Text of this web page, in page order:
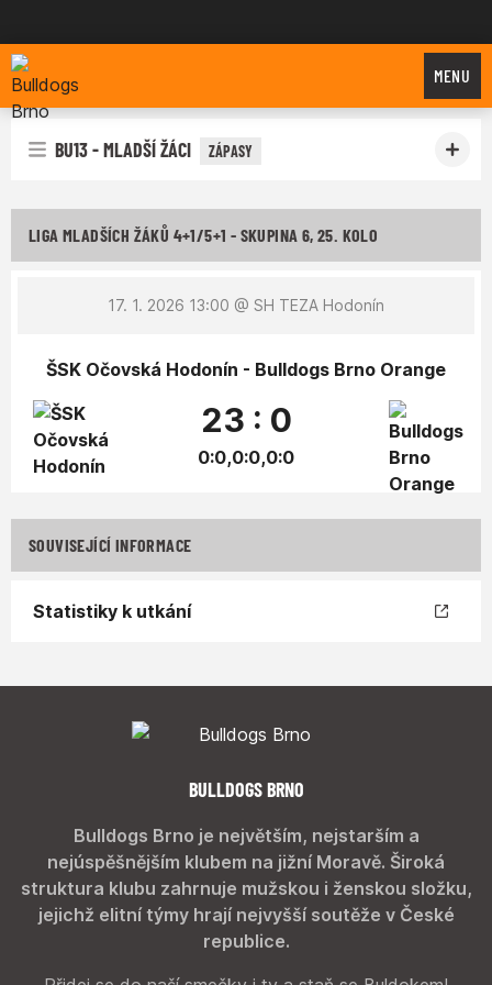
Bulldogs Brno
MENU
BU13 - MLADŠÍ ŽÁCI ZÁPASY
LIGA MLADŠÍCH ŽÁKŮ 4+1/5+1 - SKUPINA 6, 25. KOLO
17. 1. 2026 13:00 @ SH TEZA Hodonín
ŠSK Očovská Hodonín - Bulldogs Brno Orange
23 : 0
0:0,0:0,0:0
SOUVISEJÍCÍ INFORMACE
Statistiky k utkání
BULLDOGS BRNO
Bulldogs Brno je největším, nejstarším a
nejúspěšnějším klubem na jižní Moravě. Široká
struktura klubu zahrnuje mužskou i ženskou složku,
jejichž elitní týmy hrají nejvyšší soutěže v České
republice.